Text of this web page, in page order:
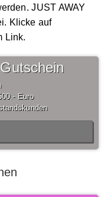
JUST AWAY
Klicke auf
Link.
Euro